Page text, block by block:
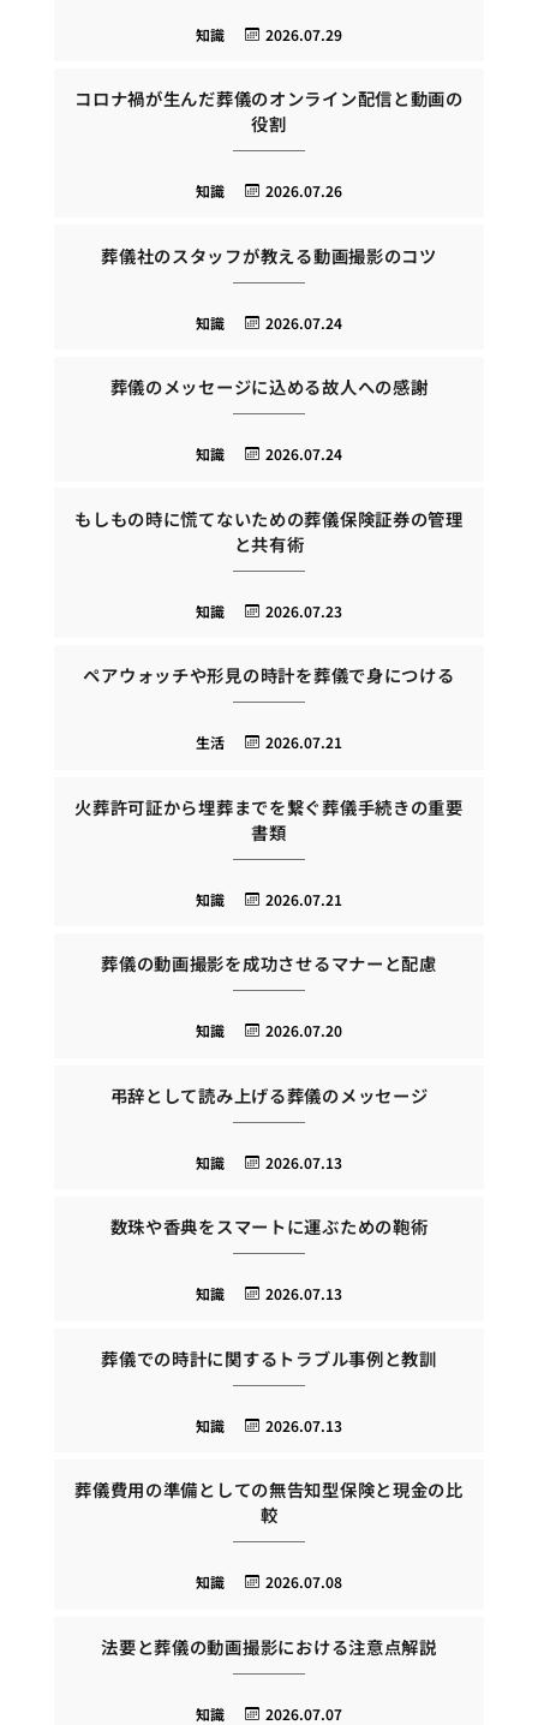
2026.07.29
知識
コロナ禍が生んだ葬儀のオンライン配信と動画の
役割
2026.07.26
知識
葬儀社のスタッフが教える動画撮影のコツ
2026.07.24
知識
葬儀のメッセージに込める故人への感謝
2026.07.24
知識
もしもの時に慌てないための葬儀保険証券の管理
と共有術
2026.07.23
知識
ペアウォッチや形見の時計を葬儀で身につける
2026.07.21
生活
火葬許可証から埋葬までを繋ぐ葬儀手続きの重要
書類
2026.07.21
知識
葬儀の動画撮影を成功させるマナーと配慮
2026.07.20
知識
弔辞として読み上げる葬儀のメッセージ
2026.07.13
知識
数珠や香典をスマートに運ぶための鞄術
2026.07.13
知識
葬儀での時計に関するトラブル事例と教訓
2026.07.13
知識
葬儀費用の準備としての無告知型保険と現金の比
較
2026.07.08
知識
法要と葬儀の動画撮影における注意点解説
2026.07.07
知識